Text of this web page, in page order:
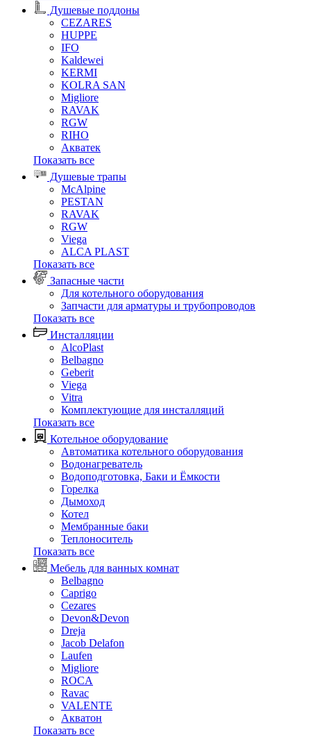
Душевые поддоны
CEZARES
HUPPE
IFO
Kaldewei
KERMI
KOLRA SAN
Migliore
RAVAK
RGW
RIHO
Акватек
Показать все
Душевые трапы
McAlpine
PESTAN
RAVAK
RGW
Viega
АLCA PLAST
Показать все
Запасные части
Для котельного оборудования
Запчасти для арматуры и трубопроводов
Показать все
Инсталляции
AlcoPlast
Belbagno
Geberit
Viega
Vitra
Комплектующие для инсталляций
Показать все
Котельное оборудование
Автоматика котельного оборудования
Водонагреватель
Водоподготовка, Баки и Ёмкости
Горелка
Дымоход
Котел
Мембранные баки
Теплоноситель
Показать все
Мебель для ванных комнат
Belbagno
Caprigo
Cezares
Devon&Devon
Dreja
Jacob Delafon
Laufen
Migliore
ROCA
Rаvac
VALENTE
Акватон
Показать все